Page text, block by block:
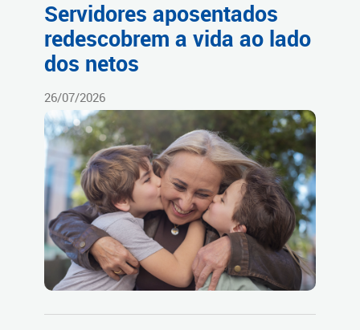
Servidores aposentados
redescobrem a vida ao lado
dos netos
26/07/2026